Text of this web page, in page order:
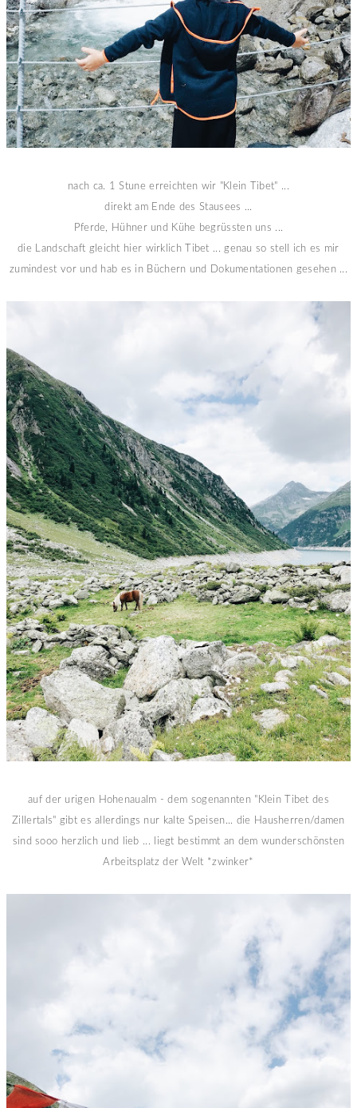
nach ca. 1 Stune erreichten wir "Klein Tibet" ...
direkt am Ende des Stausees ...
Pferde, Hühner und Kühe begrüssten uns ...
die Landschaft gleicht hier wirklich Tibet ... genau so stell ich es mir
zumindest vor und hab es in Büchern und Dokumentationen gesehen ...
auf der urigen Hohenaualm - dem sogenannten "Klein Tibet des
Zillertals" gibt es allerdings nur kalte Speisen... die Hausherren/damen
sind sooo herzlich und lieb ... liegt bestimmt an dem wunderschönsten
Arbeitsplatz der Welt *zwinker*